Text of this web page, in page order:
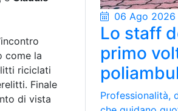
come la
riciclati
Finale
di vista
06 Ago 2026
Lo staff
primo
Professionalità,